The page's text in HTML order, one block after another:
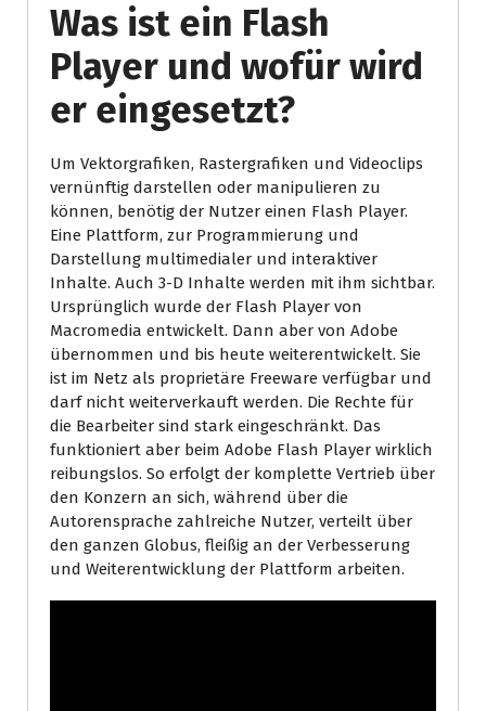
Was ist ein Flash
Player und wofür wird
er eingesetzt?
Um Vektorgrafiken, Rastergrafiken und Videoclips
vernünftig darstellen oder manipulieren zu
können, benötig der Nutzer einen Flash Player.
Eine Plattform, zur Programmierung und
Darstellung multimedialer und interaktiver
Inhalte. Auch 3-D Inhalte werden mit ihm sichtbar.
Ursprünglich wurde der Flash Player von
Macromedia entwickelt. Dann aber von Adobe
übernommen und bis heute weiterentwickelt. Sie
ist im Netz als proprietäre Freeware verfügbar und
darf nicht weiterverkauft werden. Die Rechte für
die Bearbeiter sind stark eingeschränkt. Das
funktioniert aber beim Adobe Flash Player wirklich
reibungslos. So erfolgt der komplette Vertrieb über
den Konzern an sich, während über die
Autorensprache zahlreiche Nutzer, verteilt über
den ganzen Globus, fleißig an der Verbesserung
und Weiterentwicklung der Plattform arbeiten.